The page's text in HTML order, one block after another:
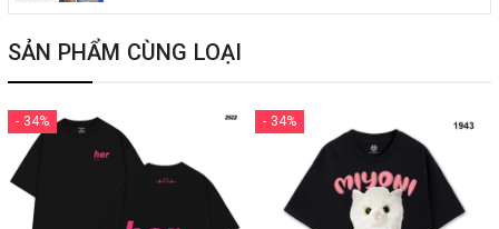
SẢN PHẨM CÙNG LOẠI
- 34% - 34%